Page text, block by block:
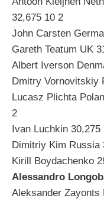
32,675 10 2
John Carsten
Gareth Teatum UK
Albert Iverson
Dmitry Vornovitskiy
Lucasz Plichta
2
Ivan Luchkin 30,275
Dimitriy Kim Russia
Kirill Boydachenko
Alessandro
Aleksander Zayonts